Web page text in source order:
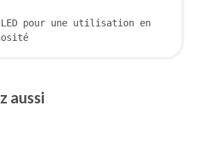
pour une utilisation en
aussi